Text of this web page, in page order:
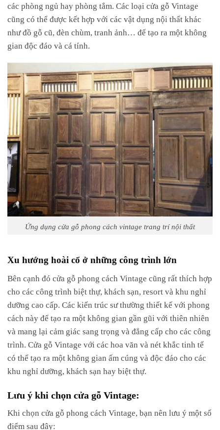
các phòng ngủ hay phòng tắm. Các loại cửa gỗ Vintage
cũng có thể được kết hợp với các vật dụng nội thất khác
như đồ gỗ cũ, đèn chùm, tranh ảnh… để tạo ra một không
gian độc đáo và cá tính.
Ứng dụng cửa gỗ phong cách vintage trang trí nội thất
Xu hướng hoài cổ ở những công trình lớn
Bên cạnh đó cửa gỗ phong cách Vintage cũng rất thích hợp
cho các công trình biệt thự, khách sạn, resort và khu nghỉ
dưỡng cao cấp. Các kiến trúc sư thường thiết kế với phong
cách này để tạo ra một không gian gần gũi với thiên nhiên
và mang lại cảm giác sang trọng và đẳng cấp cho các công
trình. Cửa gỗ Vintage với các hoa văn và nét khắc tinh tế
có thể tạo ra một không gian ấm cúng và độc đáo cho các
khu nghỉ dưỡng, khách sạn hay biệt thự.
Lưu ý khi chọn cửa gỗ Vintage:
Khi chọn cửa gỗ phong cách Vintage, bạn nên lưu ý một số
điểm sau đây: